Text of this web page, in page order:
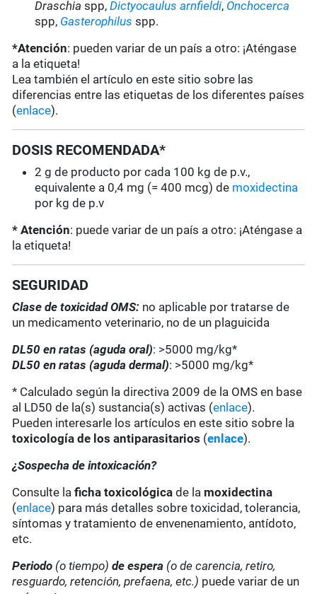
Draschia spp,Dictyocaulus arnfieldi, Onchocerca
spp, Gasterophilus spp.
*Atención: pueden variar de un país a otro: ¡Aténgase
a la etiqueta!
Lea también el artículo en este sitio sobre las
diferencias entre las etiquetas de los diferentes países
(enlace).
DOSIS RECOMENDADA*
2 g de producto por cada 100 kg de p.v.,
equivalente a 0,4 mg (= 400 mcg) de moxidectina
por kg de p.v
* Atención: puede variar de un país a otro: ¡Aténgase a
la etiqueta!
SEGURIDAD
Clase de toxicidad OMS: no aplicable por tratarse de
un medicamento veterinario, no de un plaguicida
DL50 en ratas (aguda oral): >5000 mg/kg*
DL50 en ratas (aguda dermal): >5000 mg/kg*
* Calculado según la directiva 2009 de la OMS en base
al LD50 de la(s) sustancia(s) activas (enlace).
Pueden interesarle los artículos en este sitio sobre la
toxicología de los antiparasitarios (enlace).
¿Sospecha de intoxicación?
Consulte laficha toxicológica de la moxidectina
(enlace) para más detalles sobre toxicidad, tolerancia,
síntomas y tratamiento de envenenamiento, antídoto,
etc.
Periodo (o tiempo) de espera (o de carencia, retiro,
resguardo, retención, prefaena, etc.) puede variar de un